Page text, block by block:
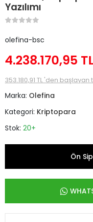
Yazılımı
olefina-bsc
4.238.170,95
353.180,91 TL 'den
Marka: Olefina
Kategori: Kriptopara
Stok: 20+
Ön